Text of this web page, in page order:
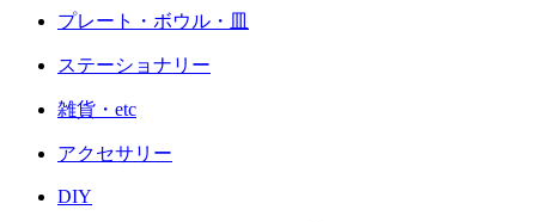
プレート・ボウル・皿
ステーショナリー
雑貨・etc
アクセサリー
DIY